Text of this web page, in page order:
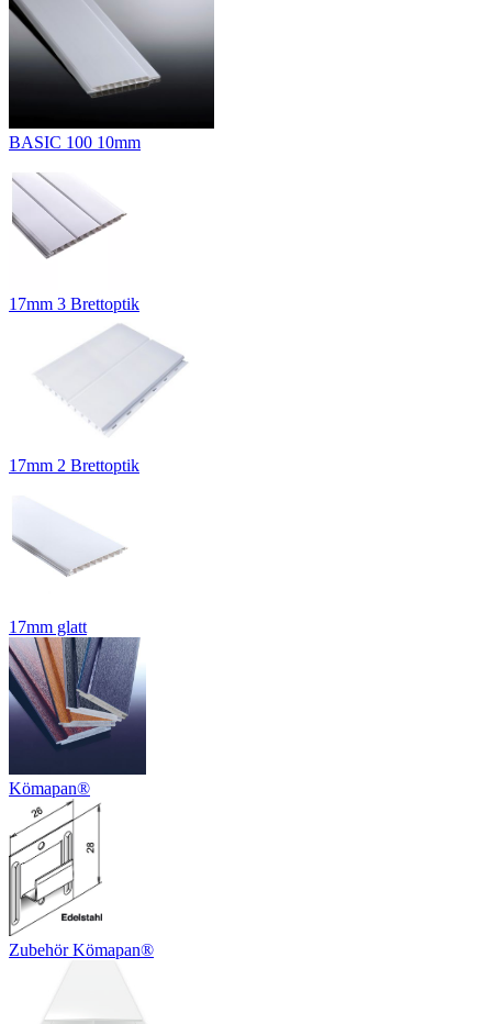
BASIC 100 10mm
17mm 3 Brettoptik
17mm 2 Brettoptik
17mm glatt
Kömapan®
Zubehör Kömapan®